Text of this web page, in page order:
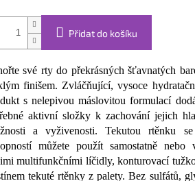
Přidat do košíku
své rty do překrásných šťavnatých
finišem. Zvláčňující, vysoce
s nelepivou máslovitou formulací
aktivní složky k zachování jejich
a vyživenosti. Tekutou rtěnku
můžete použít samostatně
multifunkčními líčidly, konturovací
tekuté rtěnky z palety. Bez sulfátů,